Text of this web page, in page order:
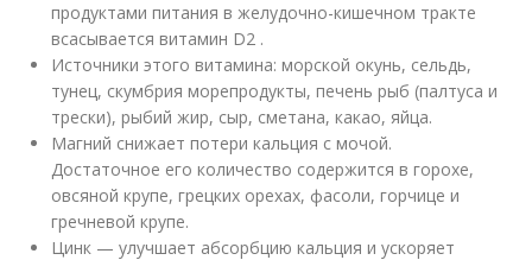
продуктами питания в желудочно-кишечном тракте
всасывается витамин D2 .
Источники этого витамина: морской окунь, сельдь,
тунец, скумбрия морепродукты, печень рыб (палтуса и
трески), рыбий жир, сыр, сметана, какао, яйца.
Магний снижает потери кальция с мочой.
Достаточное его количество содержится в горохе,
овсяной крупе, грецких орехах, фасоли, горчице и
гречневой крупе.
Цинк — улучшает абсорбцию кальция и ускоряет